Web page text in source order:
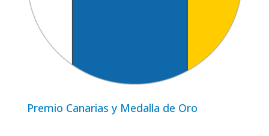
Premio Canarias y Medalla de Oro